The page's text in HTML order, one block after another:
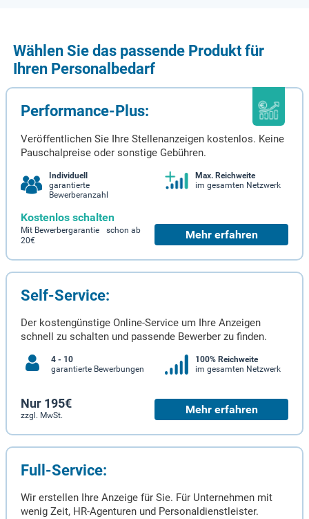
Wählen Sie das passende Produkt für
Ihren Personalbedarf
Performance-Plus:
Veröffentlichen Sie Ihre Stellenanzeigen kostenlos. Keine
Pauschalpreise oder sonstige Gebühren.
Individuell
garantierte
Bewerberanzahl
Max. Reichweite
im gesamten Netzwerk
Kostenlos schalten
Mit Bewerbergarantie schon ab
20€
Mehr erfahren
Self-Service:
Der kostengünstige Online-Service um Ihre Anzeigen
schnell zu schalten und passende Bewerber zu finden.
4 - 10
garantierte Bewerbungen
100% Reichweite
im gesamten Netzwerk
Nur 195€
zzgl. MwSt. Mehr erfahren
Full-Service:
Wir erstellen Ihre Anzeige für Sie. Für Unternehmen mit
wenig Zeit, HR-Agenturen und Personaldienstleister.